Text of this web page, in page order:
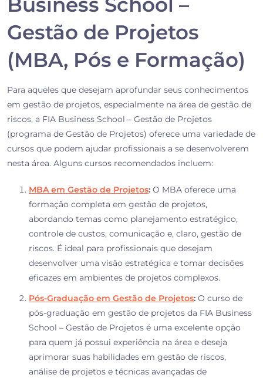
Gestão de Projetos
(MBA, Pós e Formação)
Para aqueles que desejam aprofundar seus conhecimentos
em gestão de projetos, especialmente na área de gestão de
riscos, a FIA Business School – Gestão de Projetos
(programa de Gestão de Projetos) oferece uma variedade de
cursos que podem ajudar profissionais a se desenvolverem
nesta área. Alguns cursos recomendados incluem:
MBA em Gestão de Projetos: O MBA oferece uma
formação completa em gestão de projetos,
abordando temas como planejamento estratégico,
controle de custos, comunicação e, claro, gestão de
riscos. É ideal para profissionais que desejam
desenvolver uma visão estratégica e tomar decisões
eficazes em ambientes de projetos complexos.
Pós-Graduação em Gestão de Projetos: O curso de
pós-graduação em gestão de projetos da FIA Business
School – Gestão de Projetos é uma excelente opção
para quem já possui experiência na área e deseja
aprimorar suas habilidades em gestão de riscos,
análise de projetos e técnicas avançadas de